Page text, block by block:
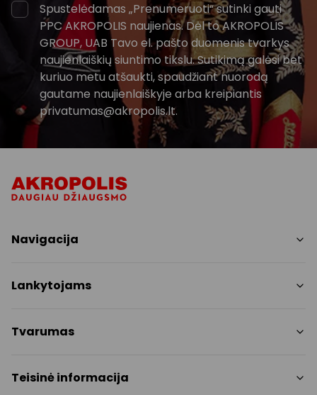
Spustelėdamas „Prenumeruoti“ sutinki gauti
PPC AKROPOLIS naujienas. Dėl to AKROPOLIS
GROUP, UAB Tavo el. pašto duomenis tvarkys
naujienlaiškių siuntimo tikslu. Sutikimą galėsi bet
kuriuo metu atšaukti, spaudžiant nuorodą
gautame naujienlaiškyje arba kreipiantis
privatumas@akropolis.lt.
Navigacija
Paslaugos
Pramogos
Lankytojams
Nemokami patogumai
Kontaktai
Tvarumas
Tvarumo ataskaita
Teisinė informacija